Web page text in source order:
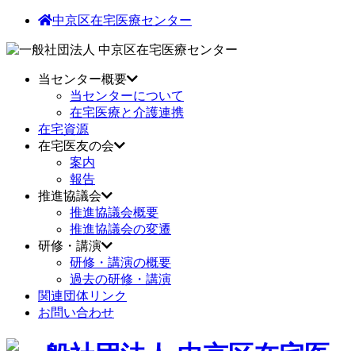
中京区在宅医療センター
当センター概要
当センターについて
在宅医療と介護連携
在宅資源
在宅医友の会
案内
報告
推進協議会
推進協議会概要
推進協議会の変遷
研修・講演
研修・講演の概要
過去の研修・講演
関連団体リンク
お問い合わせ